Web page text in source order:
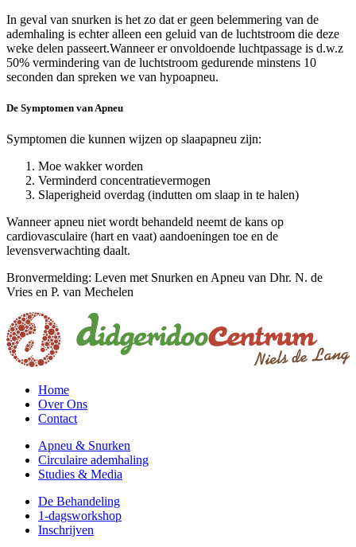
In geval van snurken is het zo dat er geen belemmering van de
ademhaling is echter alleen een geluid van de luchtstroom die deze
weke delen passeert.Wanneer er onvoldoende luchtpassage is d.w.z
50% vermindering van de luchtstroom gedurende minstens 10
seconden dan spreken we van hypoapneu.
De Symptomen van Apneu
Symptomen die kunnen wijzen op slaapapneu zijn:
Moe wakker worden
Verminderd concentratievermogen
Slaperigheid overdag (indutten om slaap in te halen)
Wanneer apneu niet wordt behandeld neemt de kans op
cardiovasculaire (hart en vaat) aandoeningen toe en de
levensverwachting daalt.
Bronvermelding: Leven met Snurken en Apneu van Dhr. N. de
Vries en P. van Mechelen
Home
Over Ons
Contact
Apneu & Snurken
Circulaire ademhaling
Studies & Media
De Behandeling
1-dagsworkshop
Inschrijven